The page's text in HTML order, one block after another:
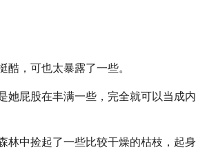
酷，可也太暴露了一些。
她屁股在丰满一些，完全就可以当成内
林中捡起了一些比较干燥的枯枝，起身